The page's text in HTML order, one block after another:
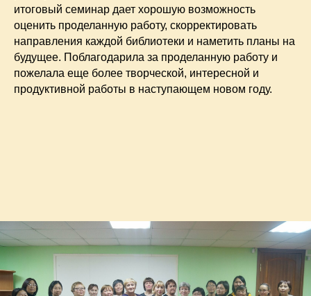
итоговый семинар дает хорошую возможность
оценить проделанную работу, скорректировать
направления каждой библиотеки и наметить планы на
будущее. Поблагодарила за проделанную работу и
пожелала еще более творческой, интересной и
продуктивной работы в наступающем новом году.